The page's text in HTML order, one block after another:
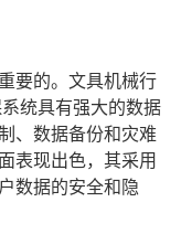
要的。文具机械行
统具有强大的数据
、数据备份和灾难
表现出色，其采用
数据的安全和隐